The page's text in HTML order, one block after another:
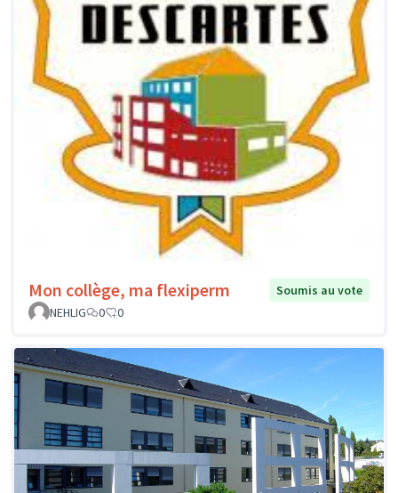
Mon collège, ma flexiperm
Soumis au vote
NEHLIG
0 0